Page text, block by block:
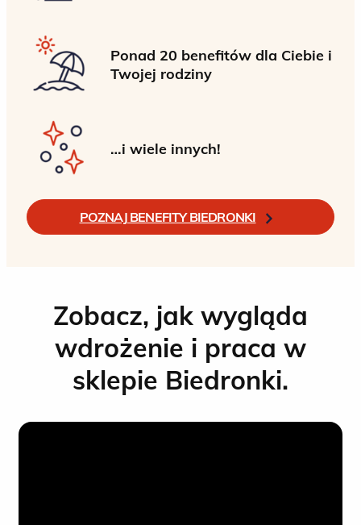
Ponad 20 benefitów dla Ciebie i
Twojej rodziny
…i wiele innych!
POZNAJ BENEFITY BIEDRONKI
Zobacz, jak wygląda
wdrożenie i praca w
sklepie Biedronki.